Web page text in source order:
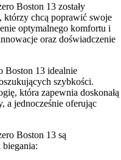
Boston 13 zostały
którzy chcą poprawić swoje
optymalnego komfortu i
oraz doświadczenie
Boston 13 idealnie
szybkości.
która zapewnia doskonałą
a jednocześnie oferując
Boston 13 są